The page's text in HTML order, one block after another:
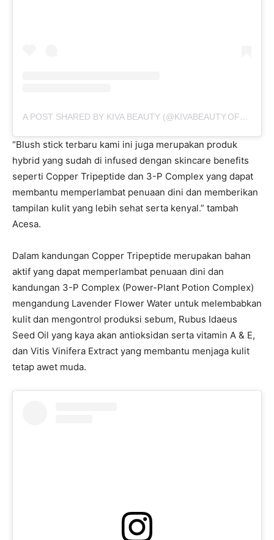
A POST SHARED BY KIVA BEAUTY (@KIVABEAUTY.OFFICIAL)
“Blush stick terbaru kami ini juga merupakan produk
hybrid yang sudah di infused dengan skincare benefits
seperti Copper Tripeptide dan 3-P Complex yang dapat
membantu memperlambat penuaan dini dan memberikan
tampilan kulit yang lebih sehat serta kenyal.” tambah
Acesa.
Dalam kandungan Copper Tripeptide merupakan bahan
aktif yang dapat memperlambat penuaan dini dan
kandungan 3-P Complex (Power-Plant Potion Complex)
mengandung Lavender Flower Water untuk melembabkan
kulit dan mengontrol produksi sebum, Rubus Idaeus
Seed Oil yang kaya akan antioksidan serta vitamin A & E,
dan Vitis Vinifera Extract yang membantu menjaga kulit
tetap awet muda.